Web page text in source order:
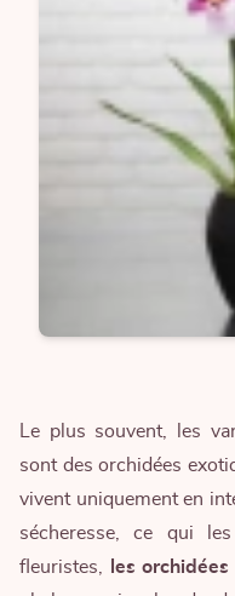
Le plus souvent, les
sont des orchidées
vivent uniquement en
sécheresse, ce qui
fleuristes,
les orchidées